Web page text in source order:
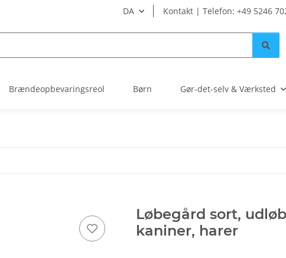
DA Kontakt | Telefon: +49 5246
Brændeopbevaringsreol Børn Gør-det-selv & Værksted
Løbegård sort,
kaniner, harer